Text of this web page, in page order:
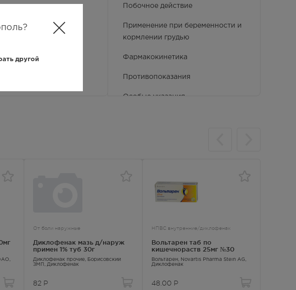
другой
Побочное действие
Применение при беременности и
кормлении грудью
Фармакокинетика
Противопоказания
Особые указания
От боли наружные
Диклофенак мазь д/наруж
примен 1% туб 30г
Диклофенак прочие , Борисовский
ЗМП,
Диклофенак
82 Р
НПВС внутренние/диклофенак
Вольтарен таб по
кишечнораств 25мг №30
Вольтарен , Novartis Pharma Stein AG,
Диклофенак
48.00 Р